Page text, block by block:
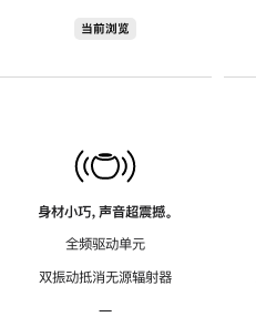
当前浏览
身材小巧，声音超震撼。
全频驱动单元
双振动抵消无源辐射器
—